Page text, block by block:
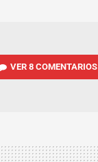
VER8 COMENTARIOS